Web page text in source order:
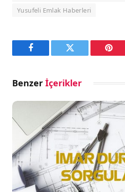
Yusufeli Emlak Haberleri
Facebook Twitter
Benzer İçerikler